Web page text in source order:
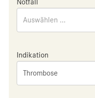
Notfall
Auswählen ...
Indikation
Thrombose